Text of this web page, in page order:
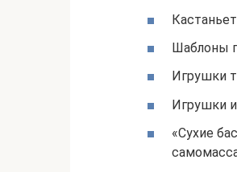
Шаблоны
Игрушки
Игрушки
«Сухие